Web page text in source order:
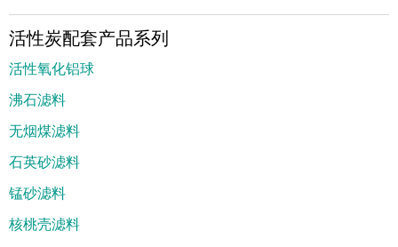
活性炭配套产品系列
活性氧化铝球
沸石滤料
无烟煤滤料
石英砂滤料
锰砂滤料
核桃壳滤料